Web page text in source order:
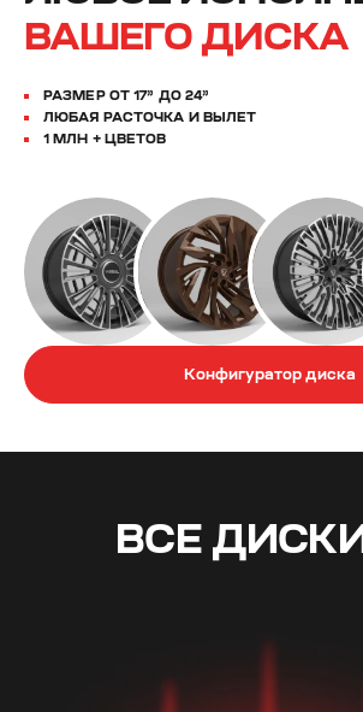
ВАШЕГО ДИСКА
РАЗМЕР ОТ 17” ДО 24”
ЛЮБАЯ РАСТОЧКА И ВЫЛЕТ
1 МЛН + ЦВЕТОВ
Конфигуратор диска
ВСЕ ДИСКИ